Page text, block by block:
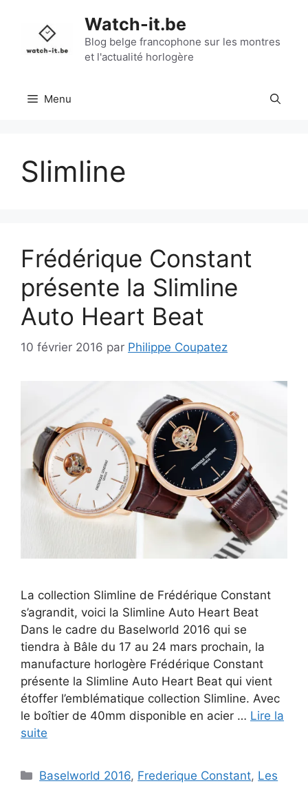
contenu
Watch-it.be
Blog belge francophone sur les montres
et l'actualité horlogère
Menu
Slimline
Frédérique Constant
présente la Slimline
Auto Heart Beat
10 février 2016 par Philippe Coupatez
La collection Slimline de Frédérique Constant
s’agrandit, voici la Slimline Auto Heart Beat
Dans le cadre du Baselworld 2016 qui se
tiendra à Bâle du 17 au 24 mars prochain, la
manufacture horlogère Frédérique Constant
présente la Slimline Auto Heart Beat qui vient
étoffer l’emblématique collection Slimline. Avec
le boîtier de 40mm disponible en acier … Lire la
suite
Catégories
Baselworld 2016, Frederique Constant, Les